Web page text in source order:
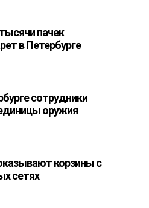
пачек
в Петербурге
сотрудники
оружия
корзины с
сетях